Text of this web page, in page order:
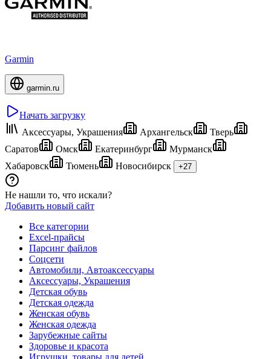
Garmin
garmin.ru
Начать загрузку
Аксессуары, Украшения
Архангельск
Тверь
Саратов
Омск Екатеринбург
Мурманск
Хабаровск
Тюмень Новосибирск +27
Не нашли то, что искали?
Добавить новый сайт
Все категории
Excel-прайсы
Парсинг файлов
Соцсети
Автомобили, Автоаксессуары
Аксессуары, Украшения
Детская обувь
Детская одежда
Женская обувь
Женская одежда
Зарубежные сайты
Здоровье и красота
Игрушки, товары для детей